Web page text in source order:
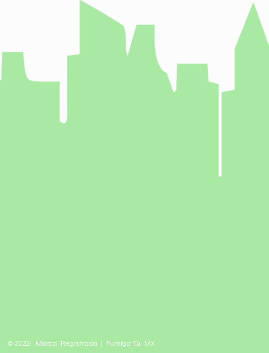
© 2022| Marca Registrada | Fumiga Tú MX